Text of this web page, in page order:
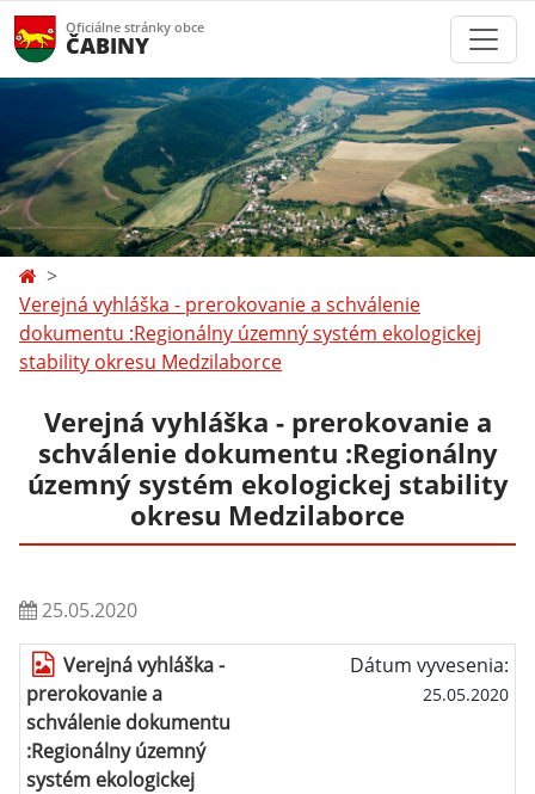
Oficiálne stránky obce
ČABINY
Verejná vyhláška - prerokovanie a schválenie
dokumentu :Regionálny územný systém ekologickej
stability okresu Medzilaborce
Verejná vyhláška - prerokovanie a
schválenie dokumentu :Regionálny
územný systém ekologickej stability
okresu Medzilaborce
25.05.2020
Verejná vyhláška -
prerokovanie a
schválenie dokumentu
:Regionálny územný
systém ekologickej
Dátum vyvesenia:
25.05.2020